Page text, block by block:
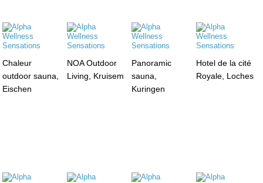
Chaleur
outdoor sauna,
Eischen
NOA Outdoor
Living, Kruisem
Panoramic
sauna,
Kuringen
Hotel de la cité
Royale, Loches